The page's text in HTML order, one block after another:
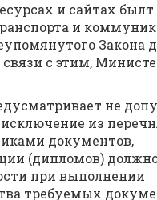
и сайтах былт
и
Закона
с этим,
не
исключение из
документов,
(дипломов)
при выполнении
требуемых